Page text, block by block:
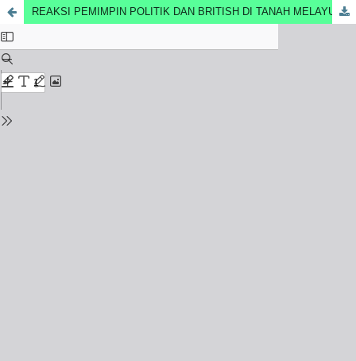
REAKSI PEMIMPIN POLITIK DAN BRITISH DI TANAH MELAYU TERHADAP REVOLUSI SOSIAL SUMATERA TIMUR, 1946-1957